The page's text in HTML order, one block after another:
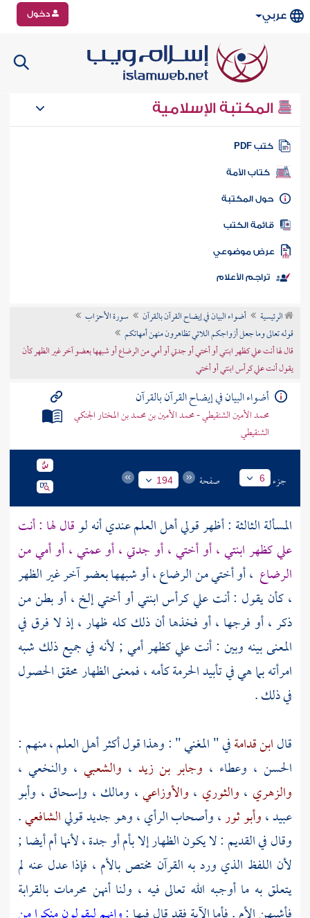
عربي دخول
المكتبة الإسلامية
كتب PDF
كتاب الأمة
المكتبة
الكتب
موضوعي
تراجم الأعلام
الرئيسية أضواء البيان في إيضاح القرآن بالقرآن
سورة الأحزاب
قوله تعالى وما جعل أزواجكم اللائي تظاهرون منهن أمهاتكم
قال لها أنت علي كظهر ابنتي أو أختي أو جدتي أو أمي من الرضاع أو شبهها بعضو آخر غير الظهر كأن
يقول أنت علي كرأس ابنتي أو أختي
أضواء البيان في إيضاح القرآن بالقرآن
محمد الأمين الشنقيطي - محمد الأمين بن محمد بن المختار الجنكي
الشنقيطي
جزء 6 صفحة 194
المسألة الثالثة : أظهر قولي أهل العلم عندي أنه لوقال لها : أنت
علي كظهر ابنتي ، أو أختي ، أو جدتي ، أو عمتي ، أو أمي من
الرضاع ، أو أختي من الرضاع ، أو شبهها بعضو آخر غير الظهر
، كأن يقول : أنت علي كرأس ابنتي أو أختي إلخ ، أو بطن من
ذكر ، أو فرجها ، أو فخذها أن ذلك كله ظهار ، إذ لا فرق في
المعنى بينه وبين : أنت علي كظهر أمي ; لأنه في جميع ذلك شبه
امرأته بما هي في تأبيد الحرمة كأمه ، فمعنى الظهار محقق الحصول
في ذلك .
قالابن قدامةفي " المغني " : وهذا قول أكثر أهل العلم ، منهم :
الحسن ، وعطاء ، وجابر بن زيد ، والشعبي ، والنخعي ،
والزهري ، والثوري ، والأوزاعي، ومالك ، وإسحاق ، وأبو
عبيد،وأبو ثور، وأصحاب الرأي ، وهو جديد قوليالشافعي.
وقال في القديم : لا يكون الظهار إلا بأم أو جدة ، لأنها أم أيضا ;
لأن اللفظ الذي ورد به القرآن مختص بالأم ، فإذا عدل عنه لم
يتعلق به ما أوجبه الله تعالى فيه ، ولنا أنهن محرمات بالقرابة